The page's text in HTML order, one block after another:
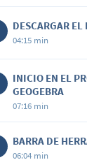
Breve
DESCARGAR EL
04:15 min
Cómo
INICIO EN EL
GEOGEBRA
07:16 min
BARRA DE
06:04 min